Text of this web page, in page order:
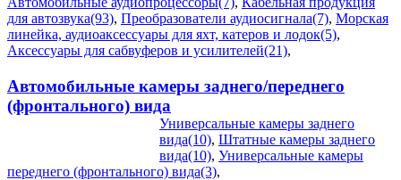
для автозвука(93), Преобразователи аудиосигнала(7), Морская
линейка, аудиоаксессуары для яхт, катеров и лодок(5),
Аксессуары для сабвуферов и усилителей(21),
Автомобильные камеры заднего/переднего
(фронтального) вида
Универсальные камеры заднего
вида(10), Штатные камеры заднего
вида(10), Универсальные камеры
переднего (фронтального) вида(3),